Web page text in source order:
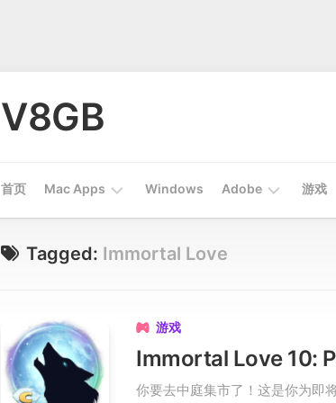
V8GB
首页 Mac Apps
Apps
工
具
Windows Adobe 游戏
Tagged: Immortal Love
 游戏
你要去中庭集市了！这是你为即